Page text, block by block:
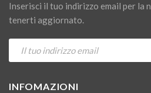
Inserisci il tuo indirizzo email per la
tenerti aggiornato.
INFOMAZIONI